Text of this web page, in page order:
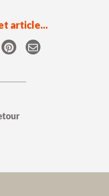
article...